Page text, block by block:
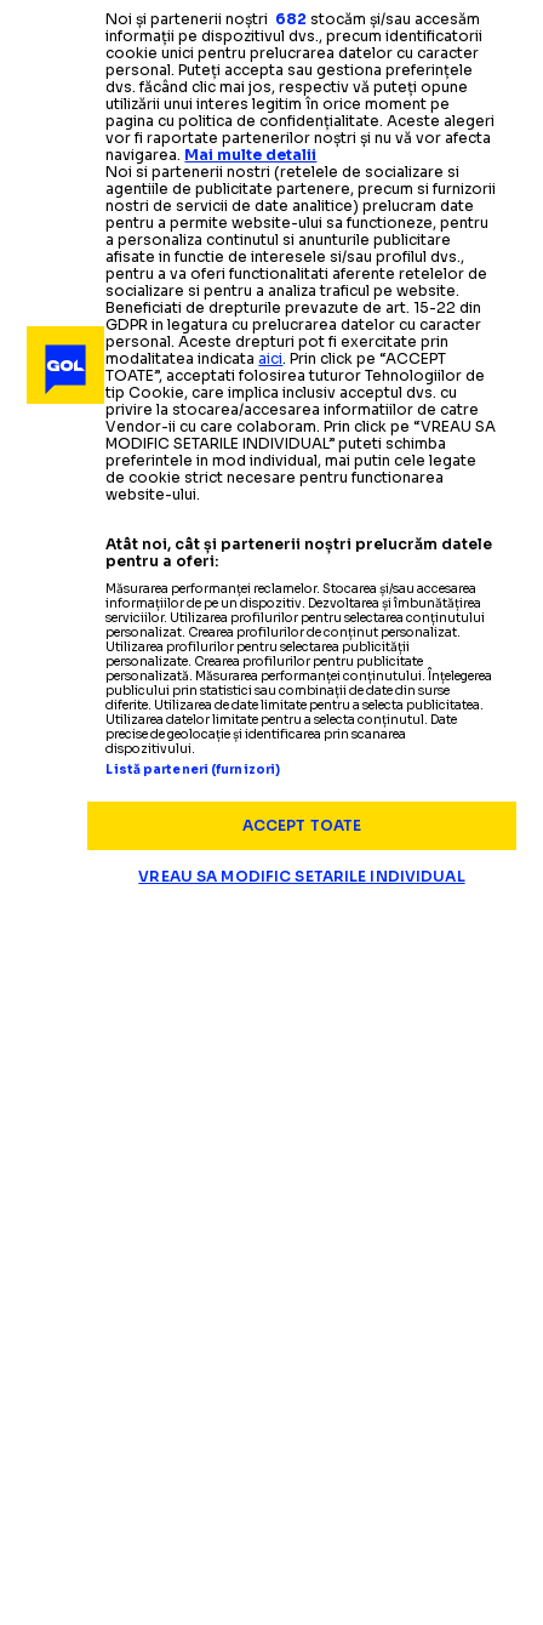
SUPERLIGA
Noi și partenerii noștri 682 stocăm și/sau accesăm
informații pe dispozitivul dvs., precum identificatorii
cookie unici pentru prelucrarea datelor cu caracter
personal. Puteți accepta sau gestiona preferințele
dvs. făcând clic mai jos, respectiv vă puteți opune
utilizării unui interes legitim în orice moment pe
pagina cu politica de confidențialitate. Aceste alegeri
vor fi raportate partenerilor noștri și nu vă vor afecta
navigarea. Mai multe detalii
Noi si partenerii nostri (retelele de socializare si
agentiile de publicitate partenere, precum si furnizorii
nostri de servicii de date analitice) prelucram date
pentru a permite website-ului sa functioneze, pentru
a personaliza continutul si anunturile publicitare
afisate in functie de interesele si/sau profilul dvs.,
pentru a va oferi functionalitati aferente retelelor de
socializare si pentru a analiza traficul pe website.
Beneficiati de drepturile prevazute de art. 15-22 din
GDPR in legatura cu prelucrarea datelor cu caracter
personal. Aceste drepturi pot fi exercitate prin
modalitatea indicataaici. Prin click pe “ACCEPT
TOATE”, acceptati folosirea tuturor Tehnologiilor de
tip Cookie, care implica inclusiv acceptul dvs. cu
privire la stocarea/accesarea informatiilor de catre
Vendor-ii cu care colaboram. Prin click pe “VREAU SA
MODIFIC SETARILE INDIVIDUAL” puteti schimba
preferintele in mod individual, mai putin cele legate
de cookie strict necesare pentru functionarea
website-ului.
Atât noi, cât și partenerii noștri prelucrăm datele
pentru a oferi:
Măsurarea performanței reclamelor. Stocarea și/sau accesarea
informațiilor de pe un dispozitiv. Dezvoltarea și îmbunătățirea
serviciilor. Utilizarea profilurilor pentru selectarea conținutului
personalizat. Crearea profilurilor de conținut personalizat.
Utilizarea profilurilor pentru selectarea publicității
personalizate. Crearea profilurilor pentru publicitate
personalizată. Măsurarea performanței conținutului. Înțelegerea
publicului prin statistici sau combinații de date din surse
diferite. Utilizarea de date limitate pentru a selecta publicitatea.
Utilizarea datelor limitate pentru a selecta conținutul. Date
precise de geolocație și identificarea prin scanarea
dispozitivului.
Listă parteneri (furnizori)
ACCEPT TOATE
VREAU SA MODIFIC SETARILE INDIVIDUAL